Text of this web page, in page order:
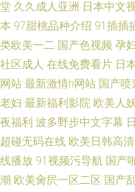
堂 久久成人亚洲 日本中文
本 97甜桃品种介绍 91插插
类欧美一二 国产色视频 孕
社区成人 在线免费看片 日
网站 最新激情h网站 国产喷
老妇 最新福利影院 欧美人
夜福利 波多野步中文字幕
超碰无码在线 欧美日韩高
线播放 91视频污导航 国产
潮 欧美肏屄一区二区 国产